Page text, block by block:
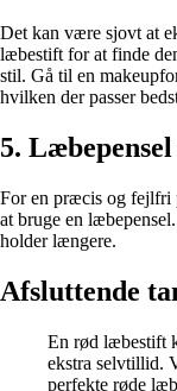
Det kan være sjovt at
læbestift for at finde
stil. Gå til en
hvilken der passer
5.
For en præcis og fejlfri
at bruge en
holder længere.
Afsluttende
En rød læbestift
ekstra selvtillid.
perfekte røde